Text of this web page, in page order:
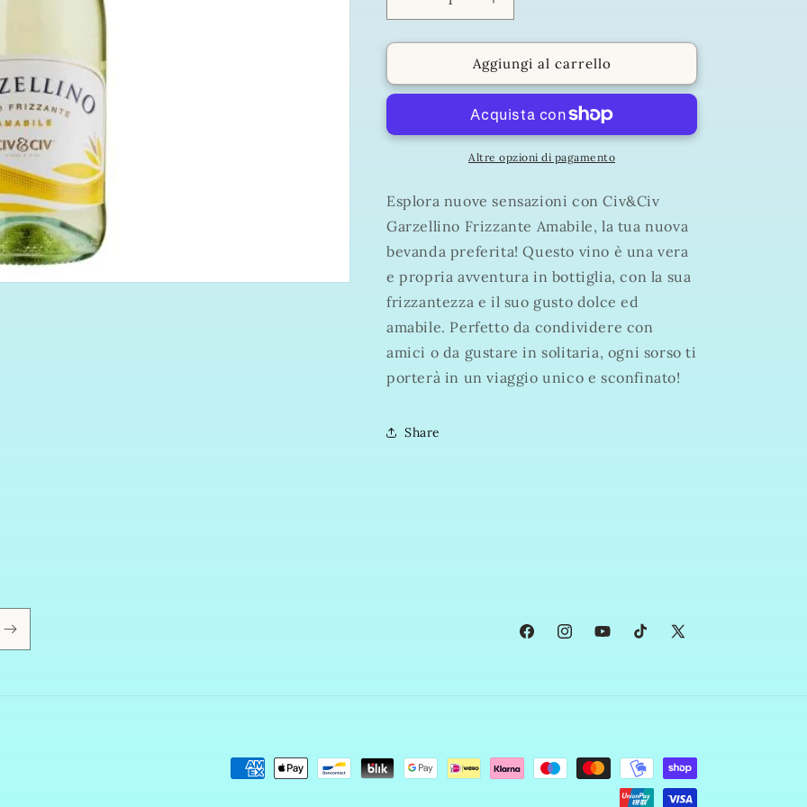
Diminuisci
quantità
per
Civ&amp;Civ
Garzellino
75
Aumenta
quantità
per
Civ&amp;Civ
Garzellino
Amabile
75
cl
Aggiungi al carrello
Altre opzioni di pagamento
Esplora nuove sensazioni con Civ&Civ
Garzellino Frizzante Amabile, la tua nuova
bevanda preferita! Questo vino è una vera
e propria avventura in bottiglia, con la sua
frizzantezza e il suo gusto dolce ed
amabile. Perfetto da condividere con
amici o da gustare in solitaria, ogni sorso ti
porterà in un viaggio unico e sconfinato!
Share
FacebookInstagramYouTubeTikTokX
Metodi